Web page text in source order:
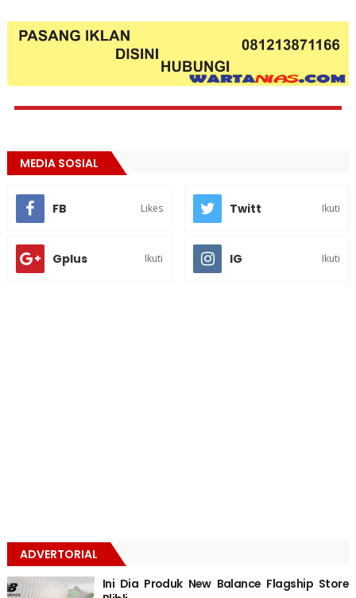
MEDIA SOSIAL
FB Likes Twitt Ikuti
Gplus Ikuti IG Ikuti
ADVERTORIAL
Ini Dia Produk New Balance Flagship Store